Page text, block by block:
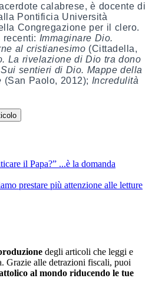
calabrese, è docente di
Pontificia Università
Congregazione per il clero.
Immaginare Dio.
al cristianesimo (Cittadella,
La rivelazione di Dio tra dono
Sui sentieri di Dio. Mappe della
(San Paolo, 2012); Incredulità
il Papa?” ...è la domanda
prestare più attenzione alle letture
degli articoli che leggi e
Grazie alle detrazioni fiscali, puoi
al mondo riducendo le tue